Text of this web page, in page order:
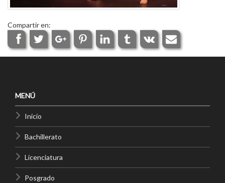
Compartir en:
MENÚ
Inicio
Bachillerato
Licenciatura
Posgrado